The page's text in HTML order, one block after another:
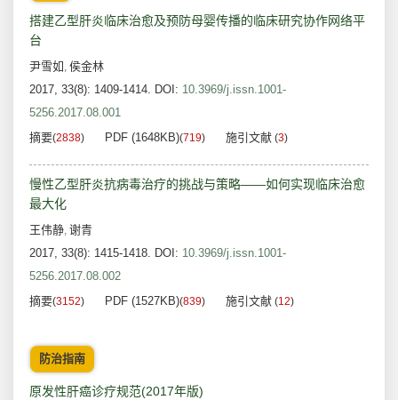
搭建乙型肝炎临床治愈及预防母婴传播的临床研究协作网络平
台
尹雪如 , 侯金林
2017, 33(8): 1409-1414. DOI: 10.3969/j.issn.1001-
5256.2017.08.001
摘要(2838) PDF (1648KB)(719) 施引文献 (3)
慢性乙型肝炎抗病毒治疗的挑战与策略——如何实现临床治愈
最大化
王伟静, 谢青
2017, 33(8): 1415-1418. DOI: 10.3969/j.issn.1001-
5256.2017.08.002
摘要(3152) PDF (1527KB)(839) 施引文献 (12)
防治指南
原发性肝癌诊疗规范(2017年版)